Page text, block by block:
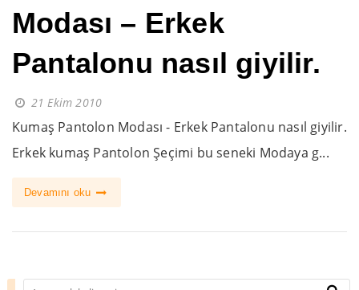
Modası – Erkek
Pantalonu nasıl giyilir.
21 Ekim 2010
Kumaş Pantolon Modası - Erkek Pantalonu nasıl giyilir.
Erkek kumaş Pantolon Şeçimi bu seneki Modaya g...
Devamını oku